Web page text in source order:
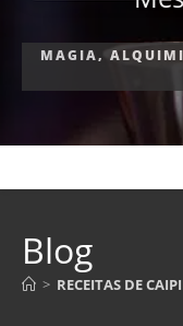
MAGIA,
Blog
> RECEITAS DE